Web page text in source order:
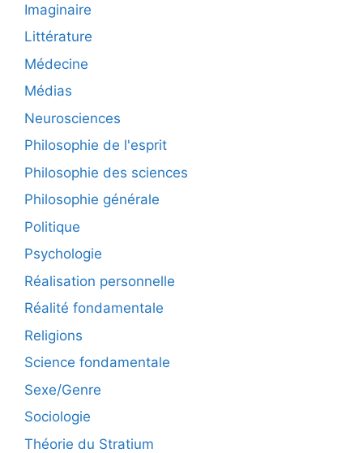
Imaginaire
Littérature
Médecine
Médias
Neurosciences
Philosophie de l'esprit
Philosophie des sciences
Philosophie générale
Politique
Psychologie
Réalisation personnelle
Réalité fondamentale
Religions
Science fondamentale
Sexe/Genre
Sociologie
Théorie du Stratium